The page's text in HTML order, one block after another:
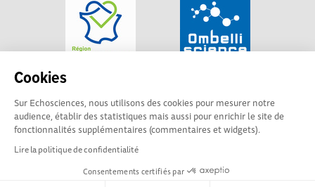
Cookies
Sur Echosciences, nous utilisons des cookies pour mesurer notre
audience, établir des statistiques mais aussi pour enrichir le site de
fonctionnalités supplémentaires (commentaires et widgets).
Lire la politique de confidentialité
Consentements certifiés par